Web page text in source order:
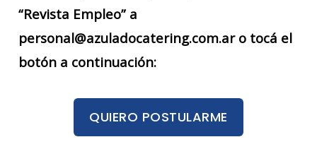
“Revista Empleo” a
personal@azuladocatering.com.ar o tocá el
botón a continuación:
QUIERO POSTULARME